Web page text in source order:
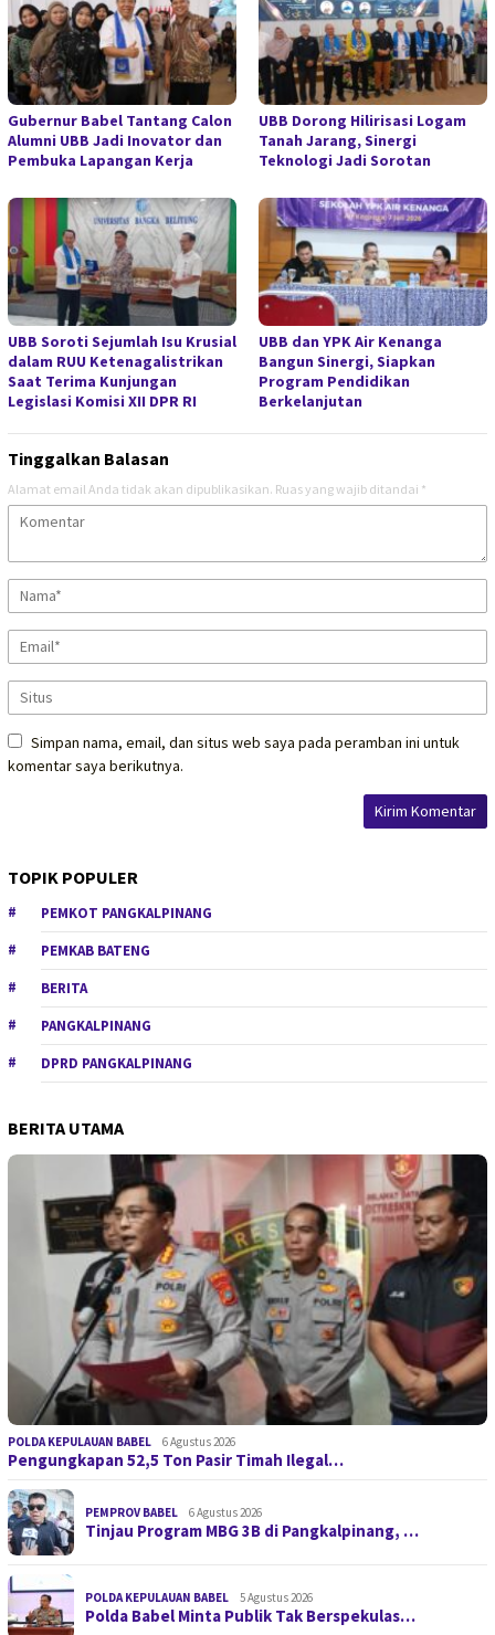
Gubernur Babel Tantang Calon
Alumni UBB Jadi Inovator dan
Pembuka Lapangan Kerja
UBB Dorong Hilirisasi Logam
Tanah Jarang, Sinergi
Teknologi Jadi Sorotan
UBB Soroti Sejumlah Isu Krusial
dalam RUU Ketenagalistrikan
Saat Terima Kunjungan
Legislasi Komisi XII DPR RI
UBB dan YPK Air Kenanga
Bangun Sinergi, Siapkan
Program Pendidikan
Berkelanjutan
Tinggalkan Balasan
Alamat email Anda tidak akan dipublikasikan. Ruas yang wajib ditandai *
Simpan nama, email, dan situs web saya pada peramban ini untuk
komentar saya berikutnya.
TOPIK POPULER
PEMKOT PANGKALPINANG
PEMKAB BATENG
BERITA
PANGKALPINANG
DPRD PANGKALPINANG
BERITA UTAMA
POLDA KEPULAUAN BABEL 6 Agustus 2026
Pengungkapan 52,5 Ton Pasir Timah Ilegal…
PEMPROV BABEL 6 Agustus 2026
Tinjau Program MBG 3B di Pangkalpinang, …
POLDA KEPULAUAN BABEL 5 Agustus 2026
Polda Babel Minta Publik Tak Berspekulas…